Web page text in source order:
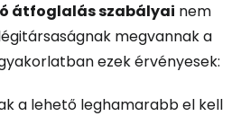
átfoglalás szabályai nem
megvannak a
ezek érvényesek:
a lehető leghamarabb el kell